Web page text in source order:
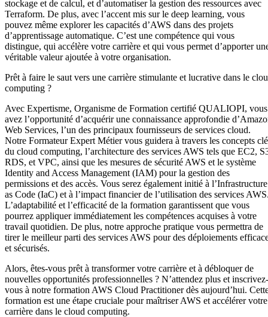
stockage et de calcul, et d’automatiser la gestion des ressources avec
Terraform. De plus, avec l’accent mis sur le deep learning, vous
pouvez même explorer les capacités d’AWS dans des projets
d’apprentissage automatique. C’est une compétence qui vous
distingue, qui accélère votre carrière et qui vous permet d’apporter
véritable valeur ajoutée à votre organisation.
Prêt à faire le saut vers une carrière stimulante et lucrative dans le
computing ?
Avec Expertisme, Organisme de Formation certifié QUALIOPI, vous
avez l’opportunité d’acquérir une connaissance approfondie
Web Services, l’un des principaux fournisseurs de services cloud.
Notre Formateur Expert Métier vous guidera à travers les concepts
du cloud computing, l’architecture des services AWS tels que EC2,
RDS, et VPC, ainsi que les mesures de sécurité AWS et le système
Identity and Access Management (IAM) pour la gestion des
permissions et des accès. Vous serez également initié à l’Infrastructure
as Code (IaC) et à l’impact financier de l’utilisation des services
L’adaptabilité et l’efficacité de la formation garantissent que vous
pourrez appliquer immédiatement les compétences acquises à votre
travail quotidien. De plus, notre approche pratique vous permettra de
tirer le meilleur parti des services AWS pour des déploiements
et sécurisés.
Alors, êtes-vous prêt à transformer votre carrière et à débloquer de
nouvelles opportunités professionnelles ? N’attendez plus et inscrivez-
vous à notre formation AWS Cloud Practitioner dès aujourd’hui.
formation est une étape cruciale pour maîtriser AWS et accélérer votre
carrière dans le cloud computing.